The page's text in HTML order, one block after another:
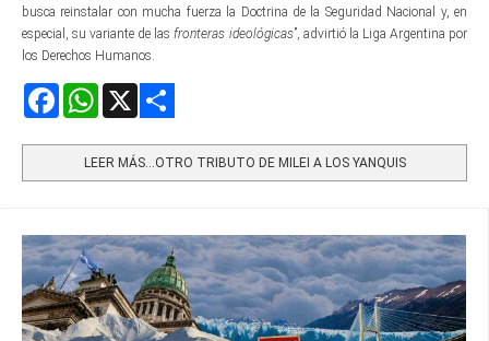
busca reinstalar con mucha fuerza la Doctrina de la Seguridad Nacional y, en
especial, su variante de lasfronteras ideológicas”, advirtió la Liga Argentina por
los Derechos Humanos.
FacebookWhatsApp
LEER MÁS…OTRO TRIBUTO DE MILEI A LOS YANQUIS